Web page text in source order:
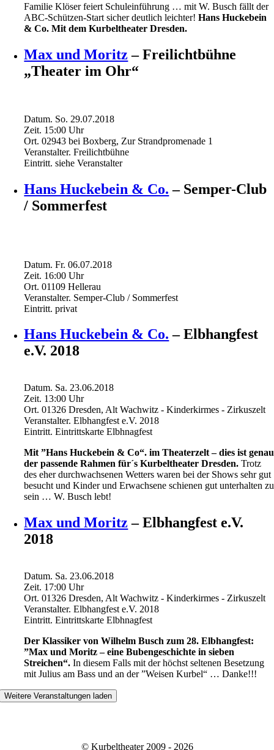
Familie Klöser feiert Schuleinführung … mit W. Busch fällt der
ABC-Schützen-Start sicher deutlich leichter!Hans Huckebein
& Co. Mit dem Kurbeltheater Dresden.
Max und Moritz – Freilichtbühne
„Theater im Ohr“
Datum. So. 29.07.2018
Zeit. 15:00Uhr
Ort. 02943 bei Boxberg, Zur Strandpromenade 1
Veranstalter. Freilichtbühne
Eintritt. siehe Veranstalter
Hans Huckebein & Co. – Semper-Club
/ Sommerfest
Datum. Fr. 06.07.2018
Zeit. 16:00Uhr
Ort. 01109 Hellerau
Veranstalter. Semper-Club / Sommerfest
Eintritt. privat
Hans Huckebein & Co. – Elbhangfest
e.V. 2018
Datum. Sa. 23.06.2018
Zeit. 13:00Uhr
Ort. 01326 Dresden, Alt Wachwitz - Kinderkirmes - Zirkuszelt
Veranstalter. Elbhangfest e.V. 2018
Eintritt. Eintrittskarte Elbhnagfest
Mit ”Hans Huckebein & Co“. im Theaterzelt – dies ist genau
der passende Rahmen für´s Kurbeltheater Dresden. Trotz
des eher durchwachsenen Wetters waren bei der Shows sehr gut
besucht und Kinder und Erwachsene schienen gut unterhalten zu
sein … W. Busch lebt!
Max und Moritz – Elbhangfest e.V.
2018
Datum. Sa. 23.06.2018
Zeit. 17:00Uhr
Ort. 01326 Dresden, Alt Wachwitz - Kinderkirmes - Zirkuszelt
Veranstalter. Elbhangfest e.V. 2018
Eintritt. Eintrittskarte Elbhnagfest
Der Klassiker von Wilhelm Busch zum 28. Elbhangfest:
”Max und Moritz – eine Bubengeschichte in sieben
Streichen“. In diesem Falls mit der höchst seltenen Besetzung
mit Julius am Bass und an der ”Weisen Kurbel“ … Danke!!!
Weitere Veranstaltungen laden
© Kurbeltheater 2009 - 2026